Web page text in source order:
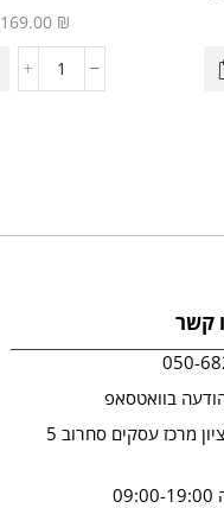
169.00 ₪
קשר
050-
בוואטסאפ
ראשון לציון מרכז עסקים סחרוב 5